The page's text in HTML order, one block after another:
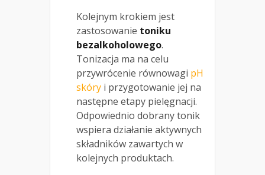
Kolejnym krokiem jest
zastosowanie toniku
bezalkoholowego.
Tonizacja ma na celu
przywrócenie równowagi pH
skóry i przygotowanie jej na
następne etapy pielęgnacji.
Odpowiednio dobrany tonik
wspiera działanie aktywnych
składników zawartych w
kolejnych produktach.